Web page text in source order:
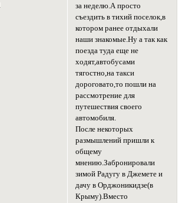
за неделю.А просто
съездить в тихий поселок,в
котором ранее отдыхали
наши знакомые.Ну а так как
поезда туда еще не
ходят,автобусами
тягостно,на такси
дороговато,то пошли на
рассмотрение для
путешествия своего
автомобиля.
После некоторых
размышлений пришли к
общему
мнению.Забронировали
зимой Радугу в Джемете и
дачу в Орджоникидзе(в
Крыму).Вместо